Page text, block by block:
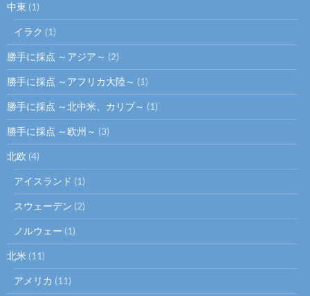
中東 (1)
イラク (1)
勝手に採点 ～アジア～ (2)
勝手に採点 ～アフリカ大陸～ (1)
勝手に採点 ～北中米、カリブ～ (1)
勝手に採点 ～欧州～ (3)
北欧 (4)
アイスランド (1)
スウェーデン (2)
ノルウェー (1)
北米 (11)
アメリカ (11)